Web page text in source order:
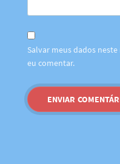
Salvar meus dados
eu comentar.